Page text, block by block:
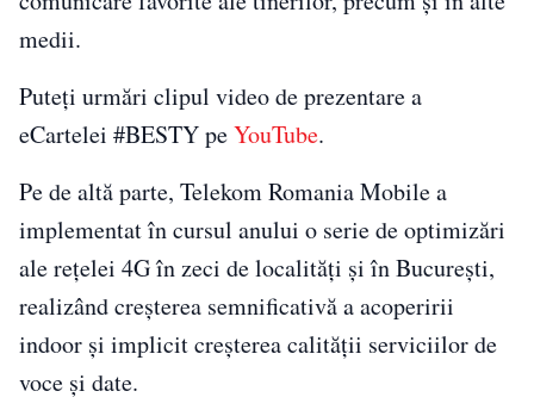
medii.
Puteți urmări clipul video de prezentare a
eCartelei #BESTY peYouTube.
Pe de altă parte, Telekom Romania Mobile a
implementat în cursul anului o serie de optimizări
ale rețelei 4G în zeci de localități și în București,
realizând creșterea semnificativă a acoperirii
indoor și implicit creșterea calității serviciilor de
voce și date.